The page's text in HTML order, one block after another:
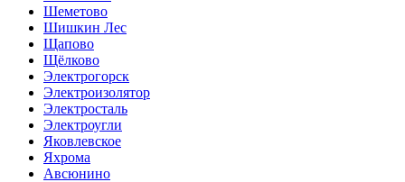
Шеметово
Шишкин Лес
Щапово
Щёлково
Электрогорск
Электроизолятор
Электросталь
Электроугли
Яковлевское
Яхрома
Авсюнино